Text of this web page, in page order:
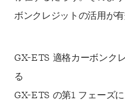
ボンクレジットの活用が
GX-ETS 適格カーボンク
る
GX-ETS の第1 フェーズ